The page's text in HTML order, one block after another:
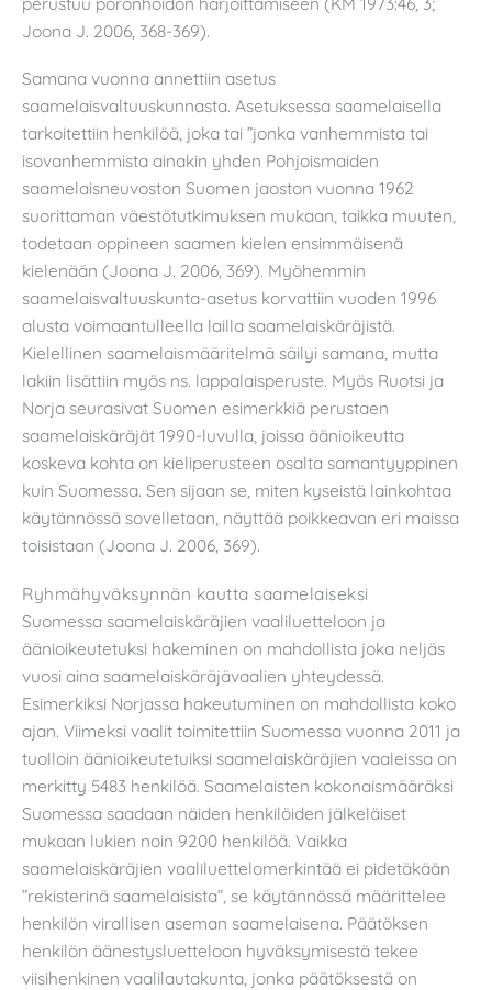
Joona J. 2006, 368-369).
Samana vuonna annettiin asetus
saamelaisvaltuuskunnasta. Asetuksessa saamelaisella
tarkoitettiin henkilöä, joka tai ”jonka vanhemmista tai
isovanhemmista ainakin yhden Pohjoismaiden
saamelaisneuvoston Suomen jaoston vuonna 1962
suorittaman väestötutkimuksen mukaan, taikka muuten,
todetaan oppineen saamen kielen ensimmäisenä
kielenään (Joona J. 2006, 369). Myöhemmin
saamelaisvaltuuskunta-asetus korvattiin vuoden 1996
alusta voimaantulleella lailla saamelaiskäräjistä.
Kielellinen saamelaismääritelmä säilyi samana, mutta
lakiin lisättiin myös ns. lappalaisperuste. Myös Ruotsi ja
Norja seurasivat Suomen esimerkkiä perustaen
saamelaiskäräjät 1990-luvulla, joissa äänioikeutta
koskeva kohta on kieliperusteen osalta samantyyppinen
kuin Suomessa. Sen sijaan se, miten kyseistä lainkohtaa
käytännössä sovelletaan, näyttää poikkeavan eri maissa
toisistaan (Joona J. 2006, 369).
Ryhmähyväksynnän kautta saamelaiseksi
Suomessa saamelaiskäräjien vaaliluetteloon ja
äänioikeutetuksi hakeminen on mahdollista joka neljäs
vuosi aina saamelaiskäräjävaalien yhteydessä.
Esimerkiksi Norjassa hakeutuminen on mahdollista koko
ajan. Viimeksi vaalit toimitettiin Suomessa vuonna 2011 ja
tuolloin äänioikeutetuiksi saamelaiskäräjien vaaleissa on
merkitty 5483 henkilöä. Saamelaisten kokonaismääräksi
Suomessa saadaan näiden henkilöiden jälkeläiset
mukaan lukien noin 9200 henkilöä. Vaikka
saamelaiskäräjien vaaliluettelomerkintää ei pidetäkään
”rekisterinä saamelaisista”, se käytännössä määrittelee
henkilön virallisen aseman saamelaisena. Päätöksen
henkilön äänestysluetteloon hyväksymisestä tekee
viisihenkinen vaalilautakunta, jonka päätöksestä on